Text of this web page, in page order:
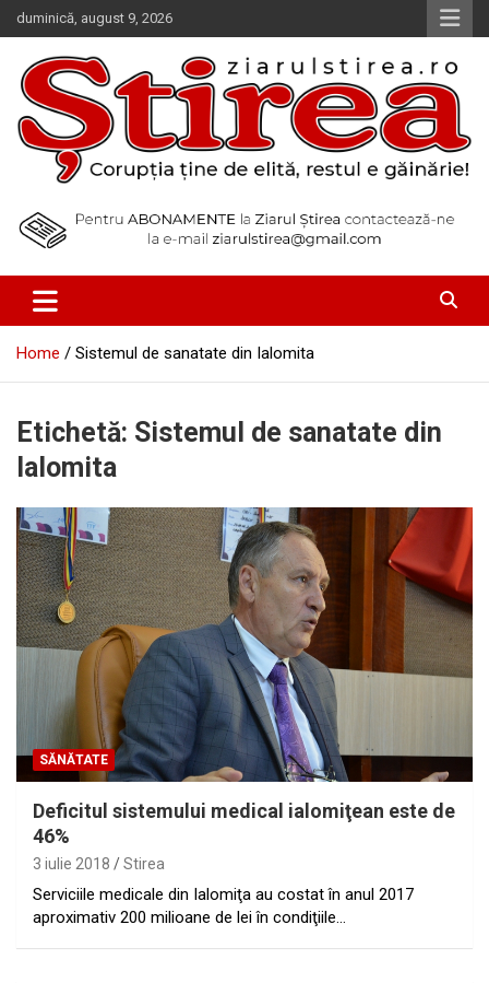
Skip
to
content
duminică, august 9, 2026
Ziarul Știrea
Home Sistemul de sanatate din Ialomita
Etichetă: Sistemul de sanatate din
Ialomita
SĂNĂTATE
Deficitul sistemului medical ialomiţean este de
46%
3 iulie 2018 Stirea
Serviciile medicale din Ialomiţa au costat în anul 2017
aproximativ 200 milioane de lei în condiţiile…